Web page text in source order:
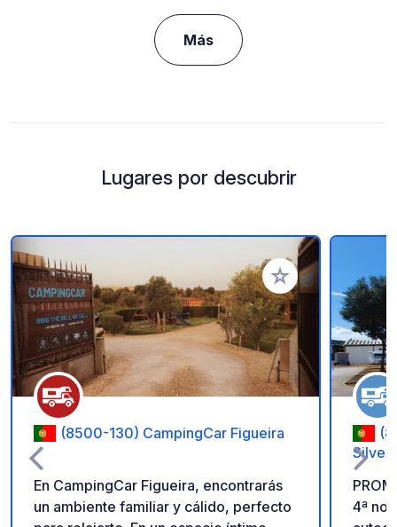
Más
Lugares por descubrir
Añadir a tus
(8500-130) CampingCar Figueira
En CampingCar Figueira, encontrarás
un ambiente familiar y cálido, perfecto
Silves
4ª